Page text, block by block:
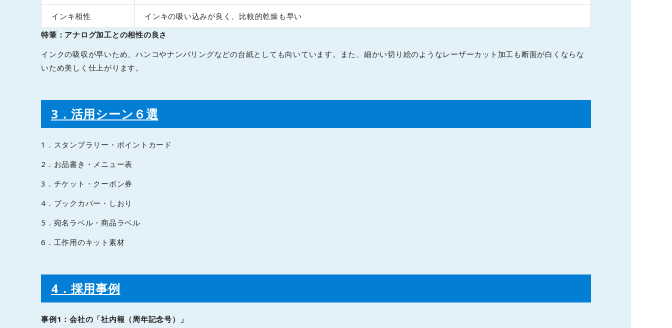
インキ相性
インキの吸い込みが良く、比較的乾燥も早い
特筆：アナログ加工との相性の良さ
インクの吸収が早いため、ハンコやナンバリングなどの台紙としても向いています。また、細かい切り絵のようなレーザーカット加工も断面が白くならな
いため美しく仕上がります。
3 ．活用シーン６選
1．スタンプラリー・ポイントカード
2．お品書き・メニュー表
3．チケット・クーポン券
4．ブックカバー・しおり
5．宛名ラベル・商品ラベル
6．工作用のキット素材
4 ．採用事例
事例1：会社の「社内報（周年記念号）」